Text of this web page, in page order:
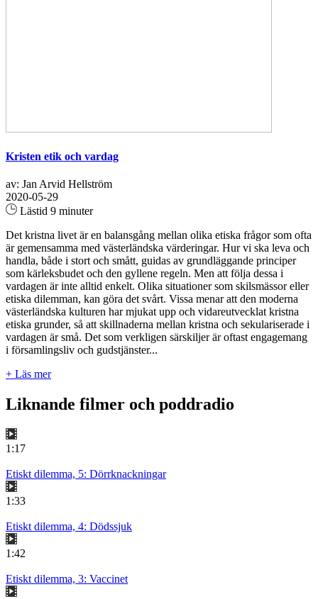
Kristen etik och vardag
av: Jan Arvid Hellström
2020-05-29
Lästid 9 minuter
Det kristna livet är en balansgång mellan olika etiska frågor som ofta
är gemensamma med västerländska värderingar. Hur vi ska leva och
handla, både i stort och smått, guidas av grundläggande principer
som kärleksbudet och den gyllene regeln. Men att följa dessa i
vardagen är inte alltid enkelt. Olika situationer som skilsmässor eller
etiska dilemman, kan göra det svårt. Vissa menar att den moderna
västerländska kulturen har mjukat upp och vidareutvecklat kristna
etiska grunder, så att skillnaderna mellan kristna och sekulariserade i
vardagen är små. Det som verkligen särskiljer är oftast engagemang
i församlingsliv och gudstjänster...
+ Läs mer
Liknande filmer och poddradio
1:17
Etiskt dilemma, 5: Dörrknackningar
1:33
Etiskt dilemma, 4: Dödssjuk
1:42
Etiskt dilemma, 3: Vaccinet